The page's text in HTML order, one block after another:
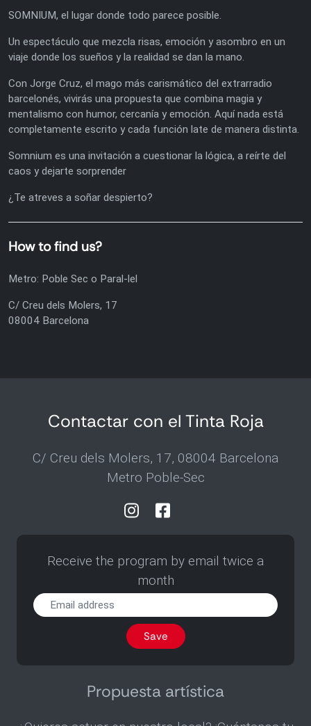
SOMNIUM, el lugar donde todo parece posible.
Un espectáculo que mezcla risas, emoción y asombro en un
viaje donde los sueños y la realidad se dan la mano.
Con Jorge Cruz, el mago más carismático del extrarradio
barcelonés, vivirás una propuesta que combina magia y
mentalismo con humor, cercanía y emoción. Aquí nada está
completamente escrito y cada función late de manera distinta.
Somnium es una invitación a cuestionar la lógica, a reírte del
caos y dejarte sorprender
¿Te atreves a soñar despierto?
How to find us?
Metro: Poble Sec o Paral-lel
C/ Creu dels Molers, 17
08004 Barcelona
Contactar con el Tinta Roja
C/ Creu dels Molers, 17, 08004 Barcelona
Metro Poble-Sec
Receive the program by email twice a
month
program
by
month
Save
Propuesta artística